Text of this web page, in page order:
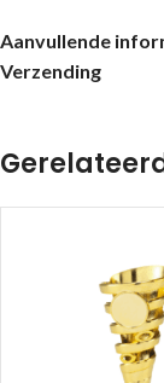
Aanvullende
Verzending